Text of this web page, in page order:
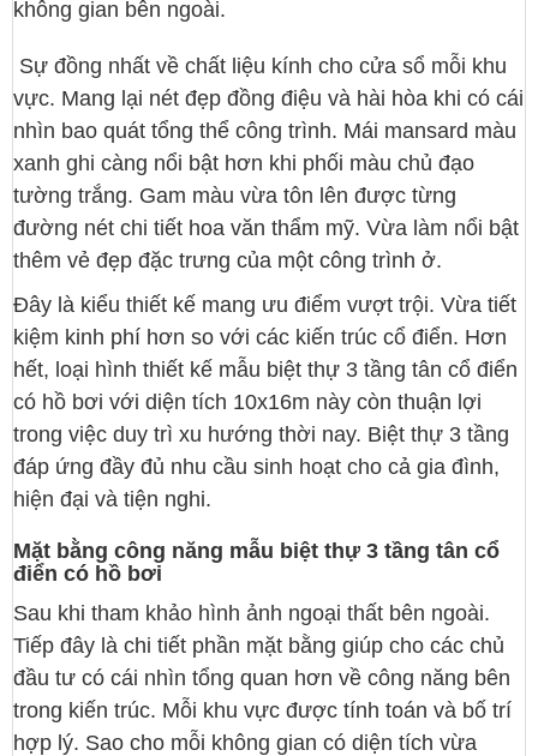
không gian bên ngoài.
Sự đồng nhất về chất liệu kính cho cửa sổ mỗi khu
vực. Mang lại nét đẹp đồng điệu và hài hòa khi có cái
nhìn bao quát tổng thể công trình. Mái mansard màu
xanh ghi càng nổi bật hơn khi phối màu chủ đạo
tường trắng. Gam màu vừa tôn lên được từng
đường nét chi tiết hoa văn thẩm mỹ. Vừa làm nổi bật
thêm vẻ đẹp đặc trưng của một công trình ở.
Đây là kiểu thiết kế mang ưu điểm vượt trội. Vừa tiết
kiệm kinh phí hơn so với các kiến trúc cổ điển. Hơn
hết, loại hình thiết kế mẫu biệt thự 3 tầng tân cổ điển
có hồ bơi với diện tích 10x16m này còn thuận lợi
trong việc duy trì xu hướng thời nay. Biệt thự 3 tầng
đáp ứng đầy đủ nhu cầu sinh hoạt cho cả gia đình,
hiện đại và tiện nghi.
Mặt bằng công năng mẫu biệt thự 3 tầng tân cổ
điển có hồ bơi
Sau khi tham khảo hình ảnh ngoại thất bên ngoài.
Tiếp đây là chi tiết phần mặt bằng giúp cho các chủ
đầu tư có cái nhìn tổng quan hơn về công năng bên
trong kiến trúc. Mỗi khu vực được tính toán và bố trí
hợp lý. Sao cho mỗi không gian có diện tích vừa